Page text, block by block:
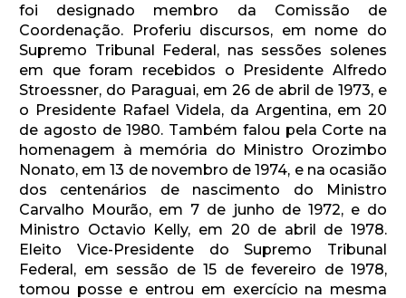
foi designado membro da Comissão de
Coordenação. Proferiu discursos, em nome do
Supremo Tribunal Federal, nas sessões solenes
em que foram recebidos o Presidente Alfredo
Stroessner, do Paraguai, em 26 de abril de 1973, e
o Presidente Rafael Videla, da Argentina, em 20
de agosto de 1980. Também falou pela Corte na
homenagem à memória do Ministro Orozimbo
Nonato, em 13 de novembro de 1974, e na ocasião
dos centenários de nascimento do Ministro
Carvalho Mourão, em 7 de junho de 1972, e do
Ministro Octavio Kelly, em 20 de abril de 1978.
Eleito Vice-Presidente do Supremo Tribunal
Federal, em sessão de 15 de fevereiro de 1978,
tomou posse e entrou em exercício na mesma